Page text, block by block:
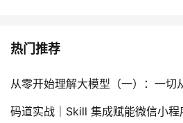
热门推荐
从零开始理解大模型（一）：一切
码道实战｜Skill 集成赋能微信小程